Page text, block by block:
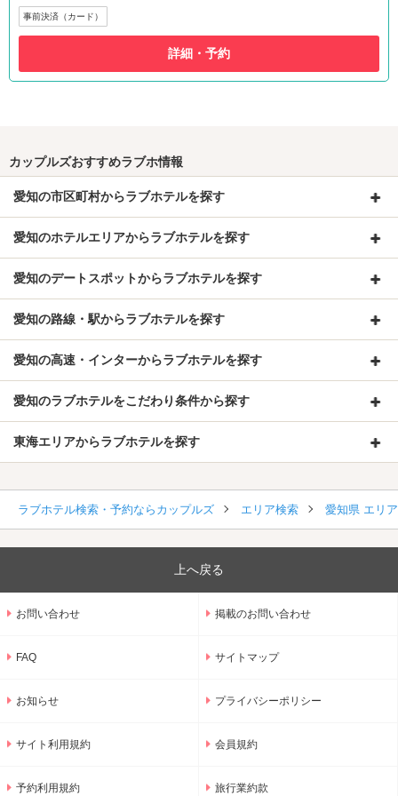
事前決済（カード）
詳細・予約
カップルズおすすめラブホ情報
愛知の市区町村からラブホテルを探す
愛知のホテルエリアからラブホテルを探す
愛知のデートスポットからラブホテルを探す
愛知の路線・駅からラブホテルを探す
愛知の高速・インターからラブホテルを探す
愛知のラブホテルをこだわり条件から探す
東海エリアからラブホテルを探す
ラブホテル検索・予約ならカップルズ エリア検索 愛知県 エリ
上へ戻る
お問い合わせ 掲載のお問い合わせ
FAQ サイトマップ
お知らせ プライバシーポリシー
サイト利用規約 会員規約
予約利用規約 旅行業約款